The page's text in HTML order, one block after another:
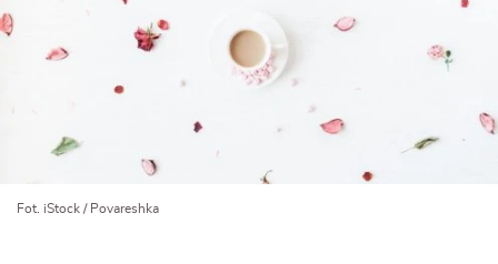
Fot. iStock / Povareshka